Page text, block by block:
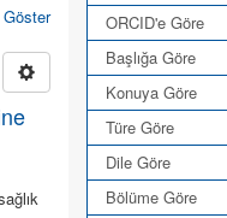
ORCID'e Göre
Başlığa Göre
Konuya Göre
Türe Göre
Dile Göre
Bölüme Göre